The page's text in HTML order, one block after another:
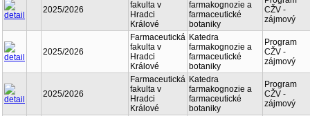
2025/2026
fakulta v
Hradci
Králové
farmakognozie a
farmaceutické
botaniky
CŽV -
zájmový
2025/2026
Farmaceutická
fakulta v
Hradci
Králové
Katedra
farmakognozie a
farmaceutické
botaniky
Program
CŽV -
zájmový
2025/2026
Farmaceutická
fakulta v
Hradci
Králové
Katedra
farmakognozie a
farmaceutické
botaniky
Program
CŽV -
zájmový